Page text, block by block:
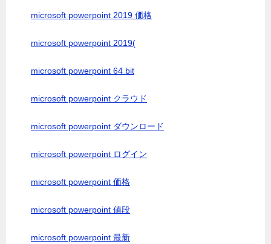
microsoft powerpoint 2019 価格
microsoft powerpoint 2019(
microsoft powerpoint 64 bit
microsoft powerpoint クラウド
microsoft powerpoint ダウンロード
microsoft powerpoint ログイン
microsoft powerpoint 価格
microsoft powerpoint 値段
microsoft powerpoint 最新